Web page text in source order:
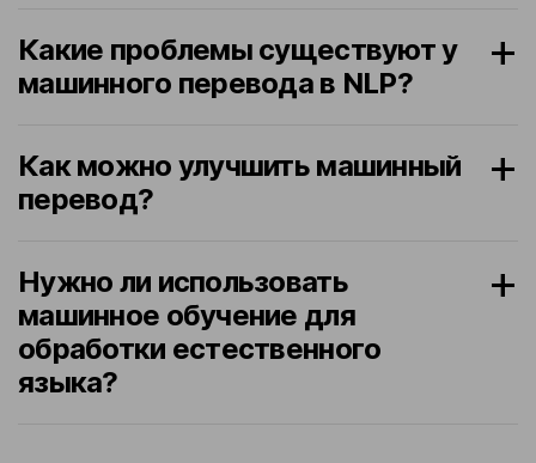
Какие проблемы существуют у
машинного перевода в NLP?
Как можно улучшить машинный
перевод?
Нужно ли использовать
машинное обучение для
обработки естественного
языка?